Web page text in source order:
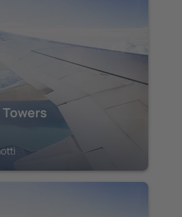
Towers